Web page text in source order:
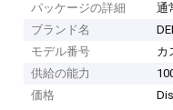
パッケージの詳細
通
ブランド名
モデル番号
カ
供給の能力
価格